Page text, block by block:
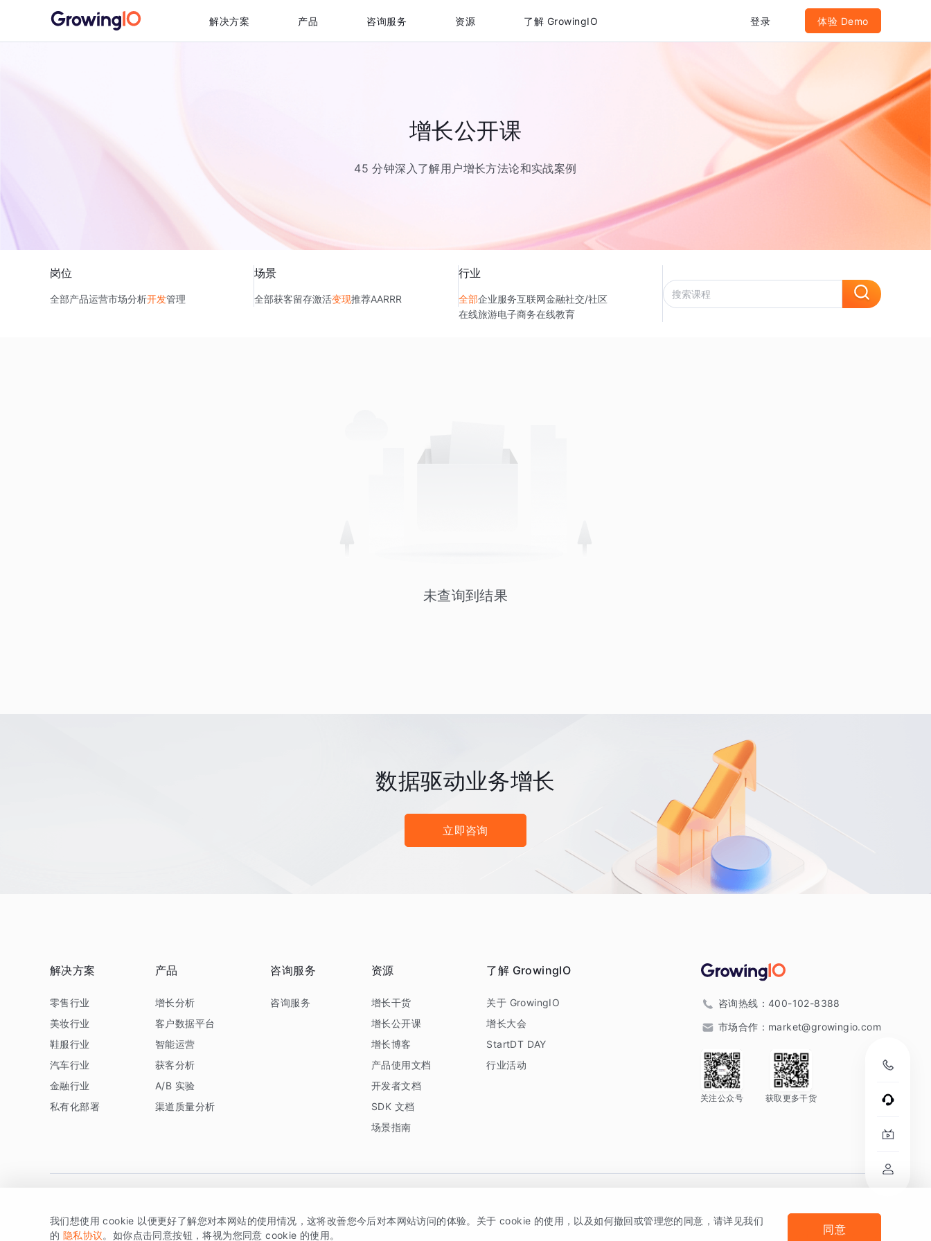
解决方案 产品 咨询服务 资源 了解 GrowingIO 登录 体验 Demo
增长公开课
45 分钟深入了解用户增长方法论和实战案例
岗位
全部产品运营市场分析开发管理
场景
全部获客留存激活变现推荐AARRR
行业
全部企业服务互联网金融社交/社区
在线旅游电子商务在线教育
未查询到结果
数据驱动业务增长
立即咨询
解决方案
零售行业
美妆行业
鞋服行业
汽车行业
金融行业
私有化部署
产品
增长分析
客户数据平台
智能运营
获客分析
A/B 实验
渠道质量分析
咨询服务
咨询服务
资源
增长干货
增长公开课
增长博客
产品使用文档
开发者文档
SDK 文档
场景指南
了解 GrowingIO
关于 GrowingIO
增长大会
StartDT DAY
行业活动
咨询热线： 400-102-8388
市场合作： market@growingio.com
关注公众号 获取更多干货
版权所有 © 北京易数科技有限公司SDK相关说明 京ICP备15038330号 法律声明及隐私条款
我们想使用 cookie 以便更好了解您对本网站的使用情况，这将改善您今后对本网站访问的体验。关于 cookie 的使用，以及如何撤回或管理您的同意，请详见我们
的 隐私协议。如你点击同意按钮，将视为您同意 cookie 的使用。 同意